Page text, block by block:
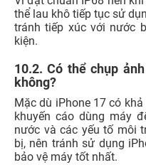
thể lau khô tiếp tục sử
tránh tiếp xúc với nước
kiện.
10.2. Có thể chụp
không?
Mặc dù iPhone 17 có
khuyến cáo dùng máy
nước và các yếu tố môi
bị, nên tránh sử dụng
bảo vệ máy tốt nhất.